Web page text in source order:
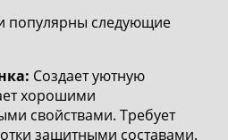
популярны следующие
Создает уютную
хорошими
свойствами. Требует
защитными составами.